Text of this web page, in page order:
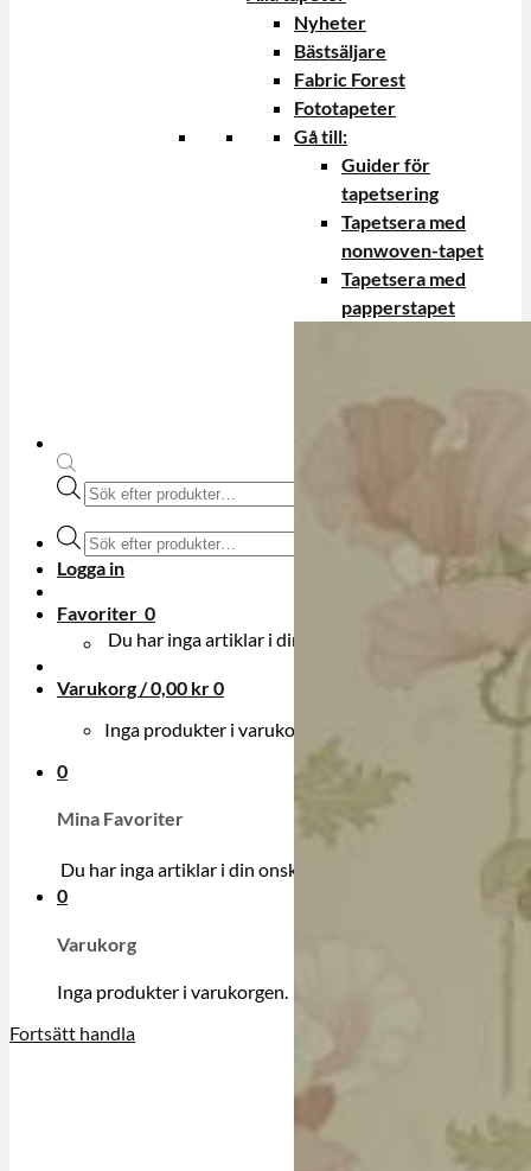
Produktsökning
Produktsökning
Logga in
Favoriter 0
Du har inga artiklar i din onskelista.
Varukorg /0,00 kr0
Inga produkter i varukorgen.
0
Mina Favoriter
Du har inga artiklar i din onskelista.
0
Varukorg
Inga produkter i varukorgen.
Fortsätt handla
Nyheter
Bästsäljare
Fabric Forest
Fototapeter
Gå till:
Guider för
tapetsering
Tapetsera med
nonwoven-tapet
Tapetsera med
papperstapet